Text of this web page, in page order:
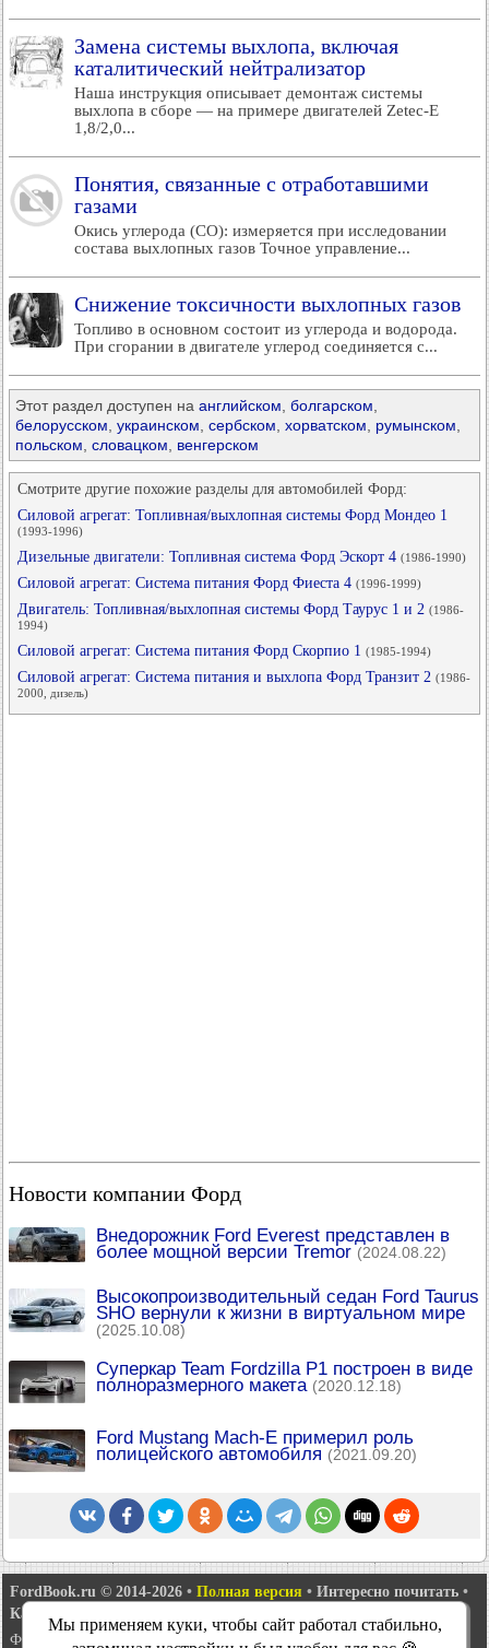
Замена системы выхлопа, включая
каталитический нейтрализатор
Наша инструкция описывает демонтаж системы
выхлопа в сборе — на примере двигателей Zetec-E
1,8/2,0...
Понятия, связанные с отработавшими
газами
Окись углерода (СО): измеряется при исследовании
состава выхлопных газов Точное управление...
Снижение токсичности выхлопных газов
Топливо в основном состоит из углерода и водорода.
При сгорании в двигателе углерод соединяется с...
Этот раздел доступен на английском болгарском
белорусском украинском сербском хорватском румынском
польском словацком венгерском
Смотрите другие похожие разделы для автомобилей Форд:
Силовой агрегат: Топливная/выхлопная системы Форд Мондео 1
(1993-1996)
Дизельные двигатели: Топливная система Форд Эскорт 4 (1986-1990)
Силовой агрегат: Система питания Форд Фиеста 4 (1996-1999)
Двигатель: Топливная/выхлопная системы Форд Таурус 1 и 2 (1986-
1994)
Силовой агрегат: Система питания Форд Скорпио 1 (1985-1994)
Силовой агрегат: Система питания и выхлопа Форд Транзит 2 (1986-
2000, дизель)
Новости компании Форд
Внедорожник Ford Everest представлен в
более мощной версии Tremor(2024.08.22)
Высокопроизводительный седан Ford Taurus
SHO вернули к жизни в виртуальном мире
(2025.10.08)
Суперкар Team Fordzilla P1 построен в виде
полноразмерного макета (2020.12.18)
Ford Mustang Mach-E примерил роль
полицейского автомобиля (2021.09.20)
FordBook.ru © 2014-2026 • Полная версия • Интересно почитать •
Карта сайта
Фокус 1
Фокус 2 • Мондео 1 Мондео 1 и 2
Мы применяем куки, чтобы сайт работал стабильно,